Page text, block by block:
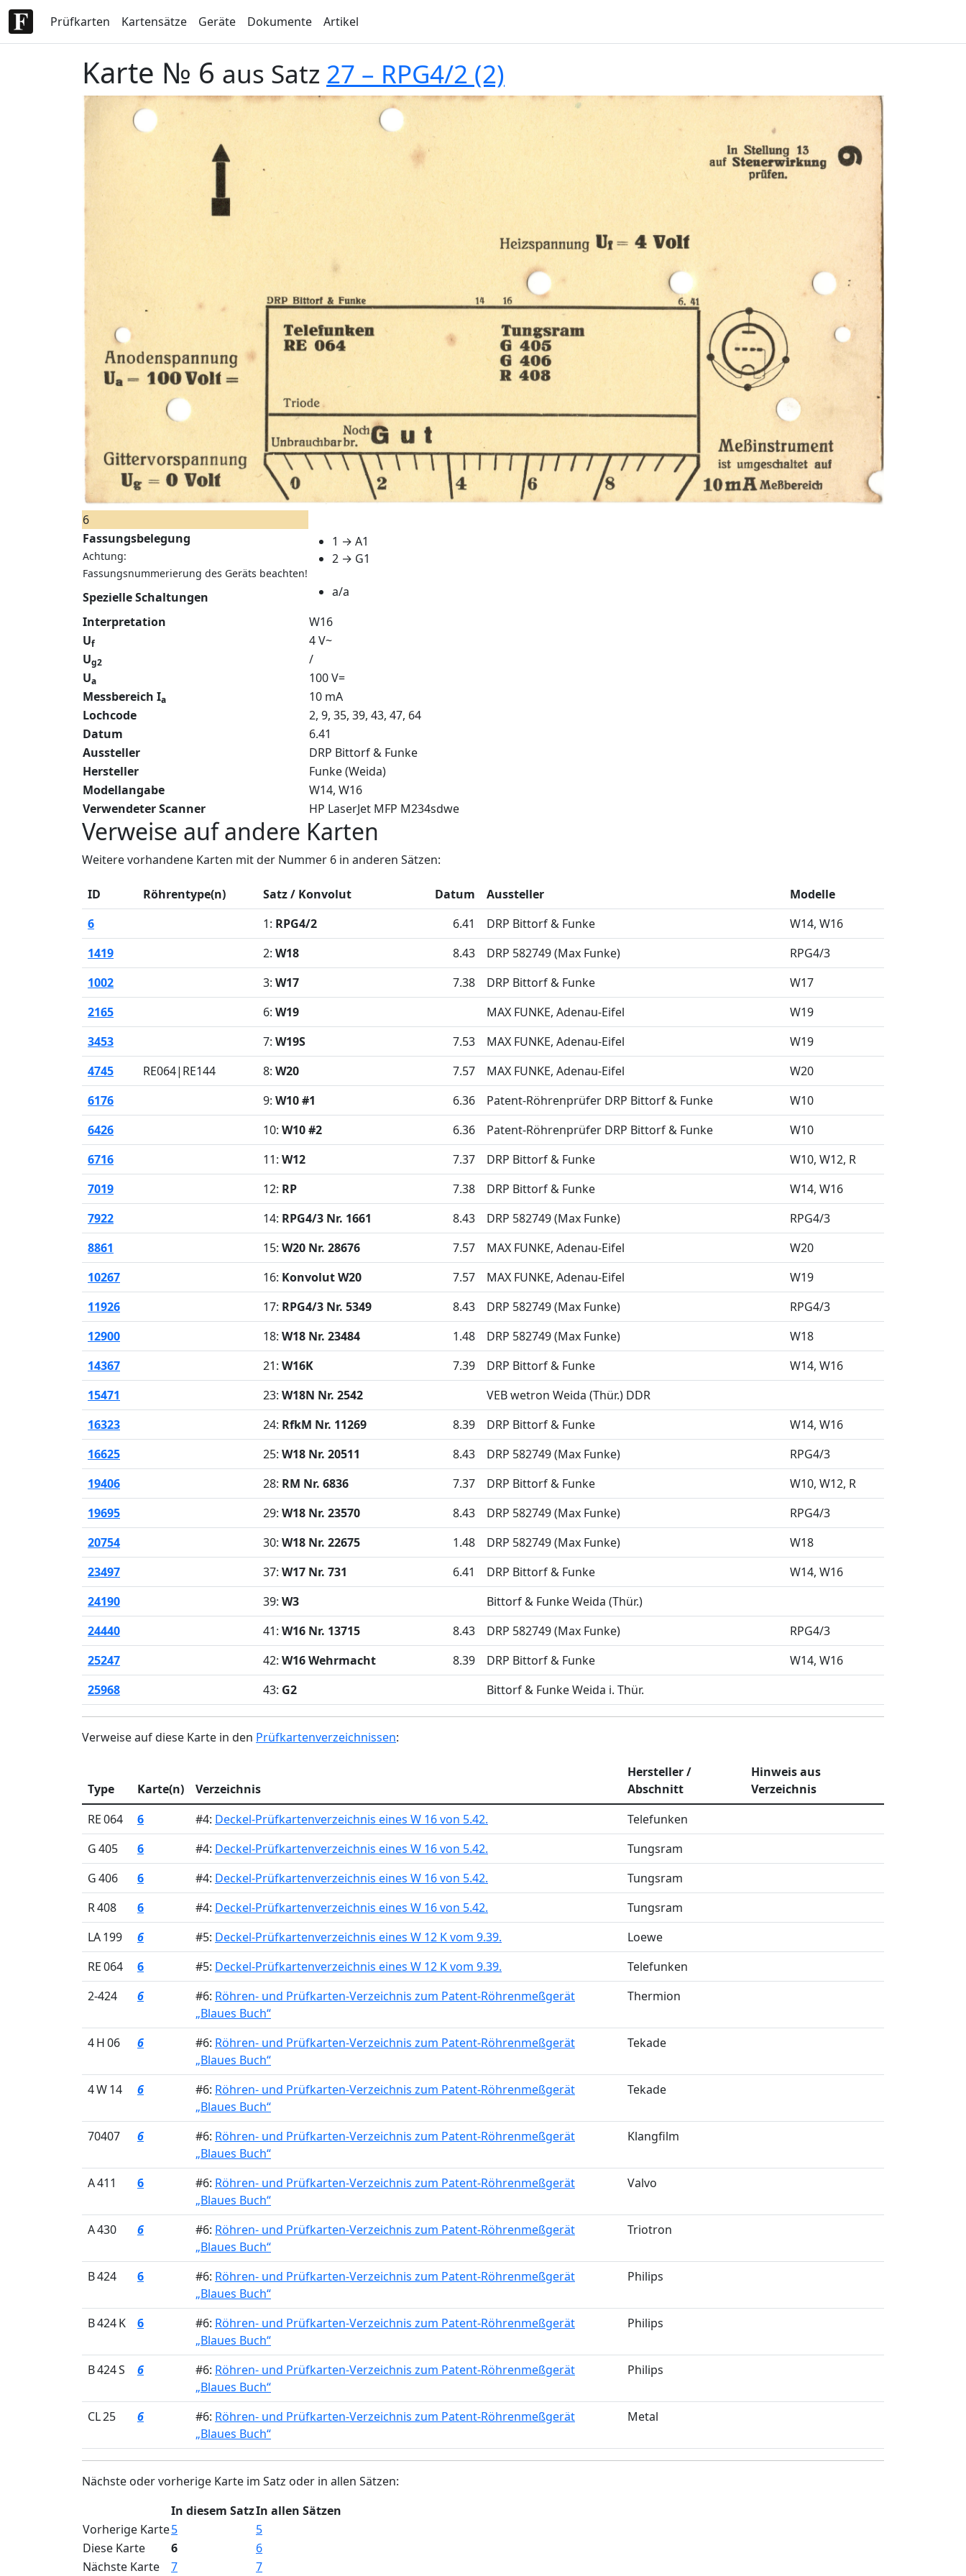
Prüfkarten Kartensätze Geräte Dokumente Artikel
Karte № 6 aus Satz 27 – RPG4/2 (2)
6
Fassungsbelegung
Achtung:
Fassungsnummerierung des Geräts beachten!
1 → A1
2 → G1
Spezielle Schaltungen
a/a
Interpretation
W16
Uf
4 V~
Ug2
/
Ua
100 V=
Messbereich Ia
10 mA
Lochcode
2, 9, 35, 39, 43, 47, 64
Datum
6.41
Aussteller
DRP Bittorf & Funke
Hersteller
Funke (Weida)
Modellangabe
W14 W16
Verwendeter Scanner
HP LaserJet MFP M234sdwe
Verweise auf andere Karten
Weitere vorhandene Karten mit der Nummer 6 in anderen Sätzen:
ID Röhrentype(n) Satz / Konvolut Datum Aussteller
Modelle
6
1: RPG4/2 6.41 DRP Bittorf & Funke W14 W16
1419
2: W18 8.43 DRP 582749 (Max Funke)
RPG4/3
1002
3: W17 7.38 DRP Bittorf & Funke
W17
2165
6: W19 MAX FUNKE, Adenau-Eifel
W19
3453
7: W19S 7.53 MAX FUNKE, Adenau-Eifel
W19
4745
RE064|RE144 8: W20 7.57 MAX FUNKE, Adenau-Eifel
W20
6176
9: W10 #1 6.36 Patent-Röhrenprüfer DRP Bittorf & Funke
W10
6426
10: W10 #2 6.36 Patent-Röhrenprüfer DRP Bittorf & Funke
W10
6716
11: W12 7.37 DRP Bittorf & Funke W10 W12 R
7019
12: RP 7.38 DRP Bittorf & Funke W14 W16
7922
14: RPG4/3 Nr. 1661 8.43 DRP 582749 (Max Funke)
RPG4/3
8861
15: W20 Nr. 28676 7.57 MAX FUNKE, Adenau-Eifel
W20
10267
16: Konvolut W20 7.57 MAX FUNKE, Adenau-Eifel
W19
11926
17: RPG4/3 Nr. 5349 8.43 DRP 582749 (Max Funke)
RPG4/3
12900
18: W18 Nr. 23484 1.48 DRP 582749 (Max Funke)
W18
14367
21: W16K 7.39 DRP Bittorf & Funke W14 W16
15471
23: W18N Nr. 2542
VEB wetron Weida (Thür.) DDR
16323
24: RfkM Nr. 11269 8.39 DRP Bittorf & Funke W14 W16
16625
25: W18 Nr. 20511 8.43 DRP 582749 (Max Funke)
RPG4/3
19406
28: RM Nr. 6836 7.37 DRP Bittorf & Funke W10 W12 R
19695
29: W18 Nr. 23570 8.43 DRP 582749 (Max Funke)
RPG4/3
20754
30: W18 Nr. 22675 1.48 DRP 582749 (Max Funke)
W18
23497
37: W17 Nr. 731 6.41 DRP Bittorf & Funke W14 W16
24190
39: W3
Bittorf & Funke Weida (Thür.)
24440
41: W16 Nr. 13715 8.43 DRP 582749 (Max Funke)
RPG4/3
25247
42: W16 Wehrmacht 8.39 DRP Bittorf & Funke W14 W16
25968
43: G2 Bittorf & Funke Weida i. Thür.
Verweise auf diese Karte in den Prüfkartenverzeichnissen:
Type Karte(n) Verzeichnis
Hersteller /
Abschnitt
Hinweis aus
Verzeichnis
RE 064
6 #4: Deckel-Prüfkartenverzeichnis eines W 16 von 5.42.
Telefunken
G 405
6 #4: Deckel-Prüfkartenverzeichnis eines W 16 von 5.42.
Tungsram
G 406
6 #4: Deckel-Prüfkartenverzeichnis eines W 16 von 5.42.
Tungsram
R 408
6 #4: Deckel-Prüfkartenverzeichnis eines W 16 von 5.42.
Tungsram
LA 199
6 #5: Deckel-Prüfkartenverzeichnis eines W 12 K vom 9.39.
Loewe
RE 064
6 #5: Deckel-Prüfkartenverzeichnis eines W 12 K vom 9.39.
Telefunken
2-424
6 #6: Röhren- und Prüfkarten-Verzeichnis zum Patent-Röhrenmeßgerät
„Blaues Buch“
Thermion
4 H 06 6 #6: Röhren- und Prüfkarten-Verzeichnis zum Patent-Röhrenmeßgerät
„Blaues Buch“
Tekade
4 W 14 6 #6: Röhren- und Prüfkarten-Verzeichnis zum Patent-Röhrenmeßgerät
„Blaues Buch“
Tekade
70407 6 #6: Röhren- und Prüfkarten-Verzeichnis zum Patent-Röhrenmeßgerät
„Blaues Buch“
Klangfilm
A 411 6 #6: Röhren- und Prüfkarten-Verzeichnis zum Patent-Röhrenmeßgerät
„Blaues Buch“
Valvo
A 430 6 #6: Röhren- und Prüfkarten-Verzeichnis zum Patent-Röhrenmeßgerät
„Blaues Buch“
Triotron
B 424 6 #6: Röhren- und Prüfkarten-Verzeichnis zum Patent-Röhrenmeßgerät
„Blaues Buch“
Philips
B 424 K 6 #6: Röhren- und Prüfkarten-Verzeichnis zum Patent-Röhrenmeßgerät
„Blaues Buch“
Philips
B 424 S 6 #6: Röhren- und Prüfkarten-Verzeichnis zum Patent-Röhrenmeßgerät
„Blaues Buch“
Philips
CL 25 6 #6: Röhren- und Prüfkarten-Verzeichnis zum Patent-Röhrenmeßgerät
„Blaues Buch“
Metal
Nächste oder vorherige Karte im Satz oder in allen Sätzen:
In diesem SatzIn allen Sätzen
Vorherige Karte5
5
Diese Karte
6
6
Nächste Karte
7 7